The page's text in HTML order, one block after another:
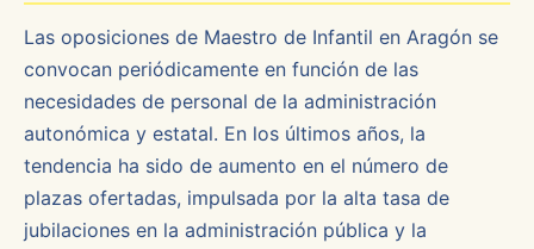
Las oposiciones de Maestro de Infantil en Aragón se
convocan periódicamente en función de las
necesidades de personal de la administración
autonómica y estatal. En los últimos años, la
tendencia ha sido de aumento en el número de
plazas ofertadas, impulsada por la alta tasa de
jubilaciones en la administración pública y la